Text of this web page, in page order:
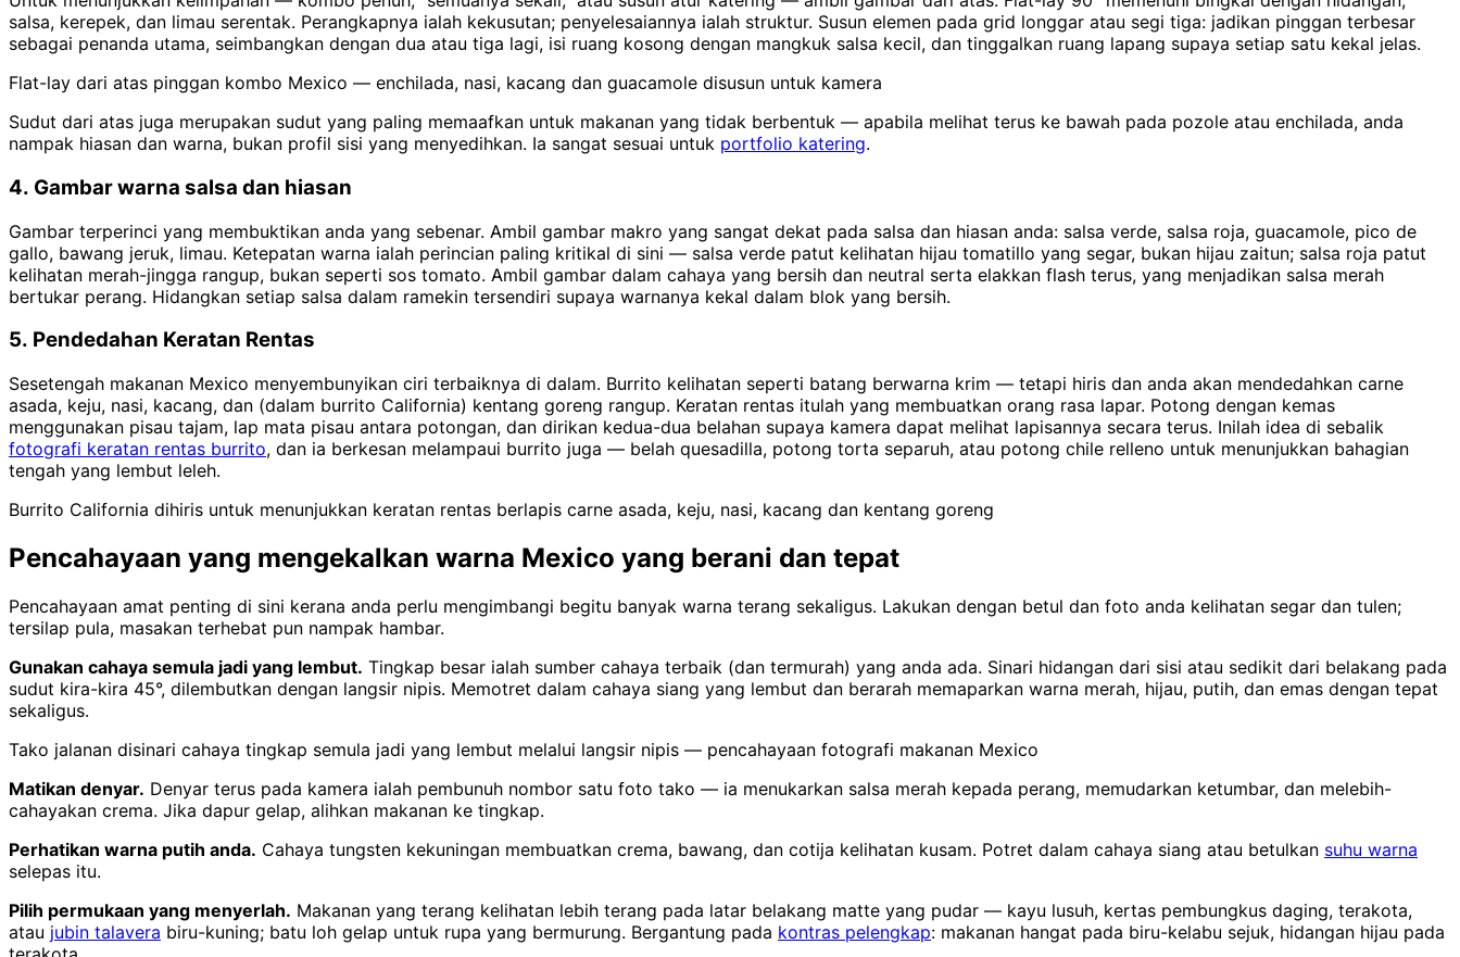
salsa, kerepek, dan limau serentak. Perangkapnya ialah kekusutan; penyelesaiannya ialah struktur. Susun elemen pada grid longgar atau segi tiga: jadikan pinggan terbesar
sebagai penanda utama, seimbangkan dengan dua atau tiga lagi, isi ruang kosong dengan mangkuk salsa kecil, dan tinggalkan ruang lapang supaya setiap satu kekal jelas.
Flat-lay dari atas pinggan kombo Mexico — enchilada, nasi, kacang dan guacamole disusun untuk kamera
Sudut dari atas juga merupakan sudut yang paling memaafkan untuk makanan yang tidak berbentuk — apabila melihat terus ke bawah pada pozole atau enchilada, anda
nampak hiasan dan warna, bukan profil sisi yang menyedihkan. Ia sangat sesuai untuk portfolio katering.
4. Gambar warna salsa dan hiasan
Gambar terperinci yang membuktikan anda yang sebenar. Ambil gambar makro yang sangat dekat pada salsa dan hiasan anda: salsa verde, salsa roja, guacamole, pico de
gallo, bawang jeruk, limau. Ketepatan warna ialah perincian paling kritikal di sini — salsa verde patut kelihatan hijau tomatillo yang segar, bukan hijau zaitun; salsa roja patut
kelihatan merah-jingga rangup, bukan seperti sos tomato. Ambil gambar dalam cahaya yang bersih dan neutral serta elakkan flash terus, yang menjadikan salsa merah
bertukar perang. Hidangkan setiap salsa dalam ramekin tersendiri supaya warnanya kekal dalam blok yang bersih.
5. Pendedahan Keratan Rentas
Sesetengah makanan Mexico menyembunyikan ciri terbaiknya di dalam. Burrito kelihatan seperti batang berwarna krim — tetapi hiris dan anda akan mendedahkan carne
asada, keju, nasi, kacang, dan (dalam burrito California) kentang goreng rangup. Keratan rentas itulah yang membuatkan orang rasa lapar. Potong dengan kemas
menggunakan pisau tajam, lap mata pisau antara potongan, dan dirikan kedua-dua belahan supaya kamera dapat melihat lapisannya secara terus. Inilah idea di sebalik
fotografi keratan rentas burrito, dan ia berkesan melampaui burrito juga — belah quesadilla, potong torta separuh, atau potong chile relleno untuk menunjukkan bahagian
tengah yang lembut leleh.
Burrito California dihiris untuk menunjukkan keratan rentas berlapis carne asada, keju, nasi, kacang dan kentang goreng
Pencahayaan yang mengekalkan warna Mexico yang berani dan tepat
Pencahayaan amat penting di sini kerana anda perlu mengimbangi begitu banyak warna terang sekaligus. Lakukan dengan betul dan foto anda kelihatan segar dan tulen;
tersilap pula, masakan terhebat pun nampak hambar.
Gunakan cahaya semula jadi yang lembut. Tingkap besar ialah sumber cahaya terbaik (dan termurah) yang anda ada. Sinari hidangan dari sisi atau sedikit dari belakang pada
sudut kira-kira 45°, dilembutkan dengan langsir nipis. Memotret dalam cahaya siang yang lembut dan berarah memaparkan warna merah, hijau, putih, dan emas dengan tepat
sekaligus.
Tako jalanan disinari cahaya tingkap semula jadi yang lembut melalui langsir nipis — pencahayaan fotografi makanan Mexico
Matikan denyar. Denyar terus pada kamera ialah pembunuh nombor satu foto tako — ia menukarkan salsa merah kepada perang, memudarkan ketumbar, dan melebih-
cahayakan crema. Jika dapur gelap, alihkan makanan ke tingkap.
Perhatikan warna putih anda. Cahaya tungsten kekuningan membuatkan crema, bawang, dan cotija kelihatan kusam. Potret dalam cahaya siang atau betulkan suhu warna
selepas itu.
Pilih permukaan yang menyerlah. Makanan yang terang kelihatan lebih terang pada latar belakang matte yang pudar — kayu lusuh, kertas pembungkus daging, terakota,
atau jubin talavera biru-kuning; batu loh gelap untuk rupa yang bermurung. Bergantung pada kontras pelengkap: makanan hangat pada biru-kelabu sejuk, hidangan hijau pada